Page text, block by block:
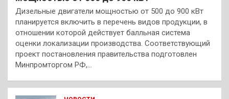
Дизельные двигатели мощностью от 500 до 900 кВт
планируется включить в перечень видов продукции, в
отношении которой действует балльная система
оценки локализации производства. Соответствующий
проект постановления правительства подготовлен
Минпромторгом РФ,…